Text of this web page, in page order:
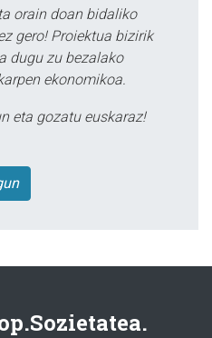
orain doan bidaliko
gero! Proiektua bizirik
dugu zu bezalako
ekonomikoa.
eta gozatu euskaraz!